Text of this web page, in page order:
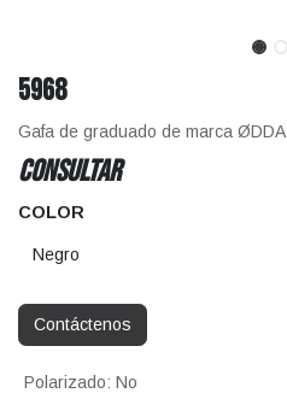
5968
Gafa de graduado de marca ØDDA
CONSULTAR
COLOR
Contáctenos
Polarizado: No